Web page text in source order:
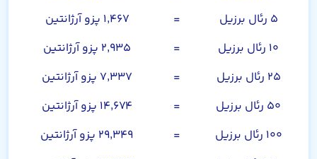
۵ رئال برزیل
=
۱,۴۶۷ پزو آرژانتین
۱۰ رئال برزیل
=
۲,۹۳۵ پزو آرژانتین
۲۵ رئال برزیل
=
۷,۳۳۷ پزو آرژانتین
۵۰ رئال برزیل
=
۱۴,۶۷۴ پزو آرژانتین
۱۰۰ رئال برزیل
=
۲۹,۳۴۹ پزو آرژانتین